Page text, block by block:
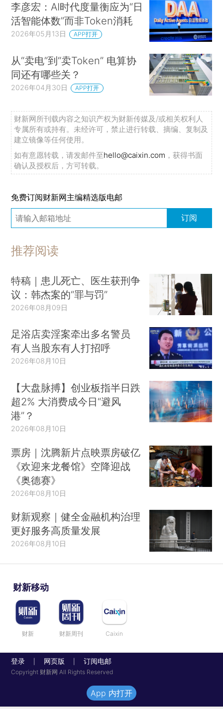
李彦宏：AI时代度量衡应为“日
活智能体数”而非Token消耗
2026年05月13日 APP打开
从“卖电”到“卖Token” 电算协
同还有哪些关？
2026年04月30日 APP打开
财新网所刊载内容之知识产权为财新传媒及/或相关权利人
专属所有或持有。未经许可，禁止进行转载、摘编、复制及
建立镜像等任何使用。
如有意愿转载，请发邮件至hello@caixin.com ，获得书面
确认及授权后，方可转载。
免费订阅财新网主编精选版电邮
订阅
推荐阅读
特稿｜患儿死亡、医生获刑争
议：韩杰案的“罪与罚”
2026年08月09日
足浴店卖淫案牵出多名警员
有人当股东有人打招呼
2026年08月10日
【大盘脉搏】创业板指半日跌
超2% 大消费成今日“避风
港”？
2026年08月10日
票房｜沈腾新片点映票房破亿
《欢迎来龙餐馆》空降迎战
《奥德赛》
2026年08月10日
财新观察｜健全金融机构治理
更好服务高质量发展
2026年08月10日
财新移动
财新 财新周刊 Caixin
登录 网页版 订阅电邮
Copyright 财新网 All Rights Reserved
App 内打开